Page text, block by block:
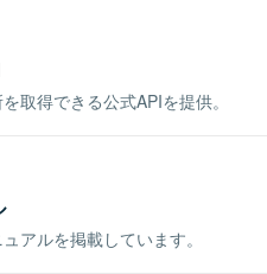
取得できる公式APIを提供。
アルを掲載しています。